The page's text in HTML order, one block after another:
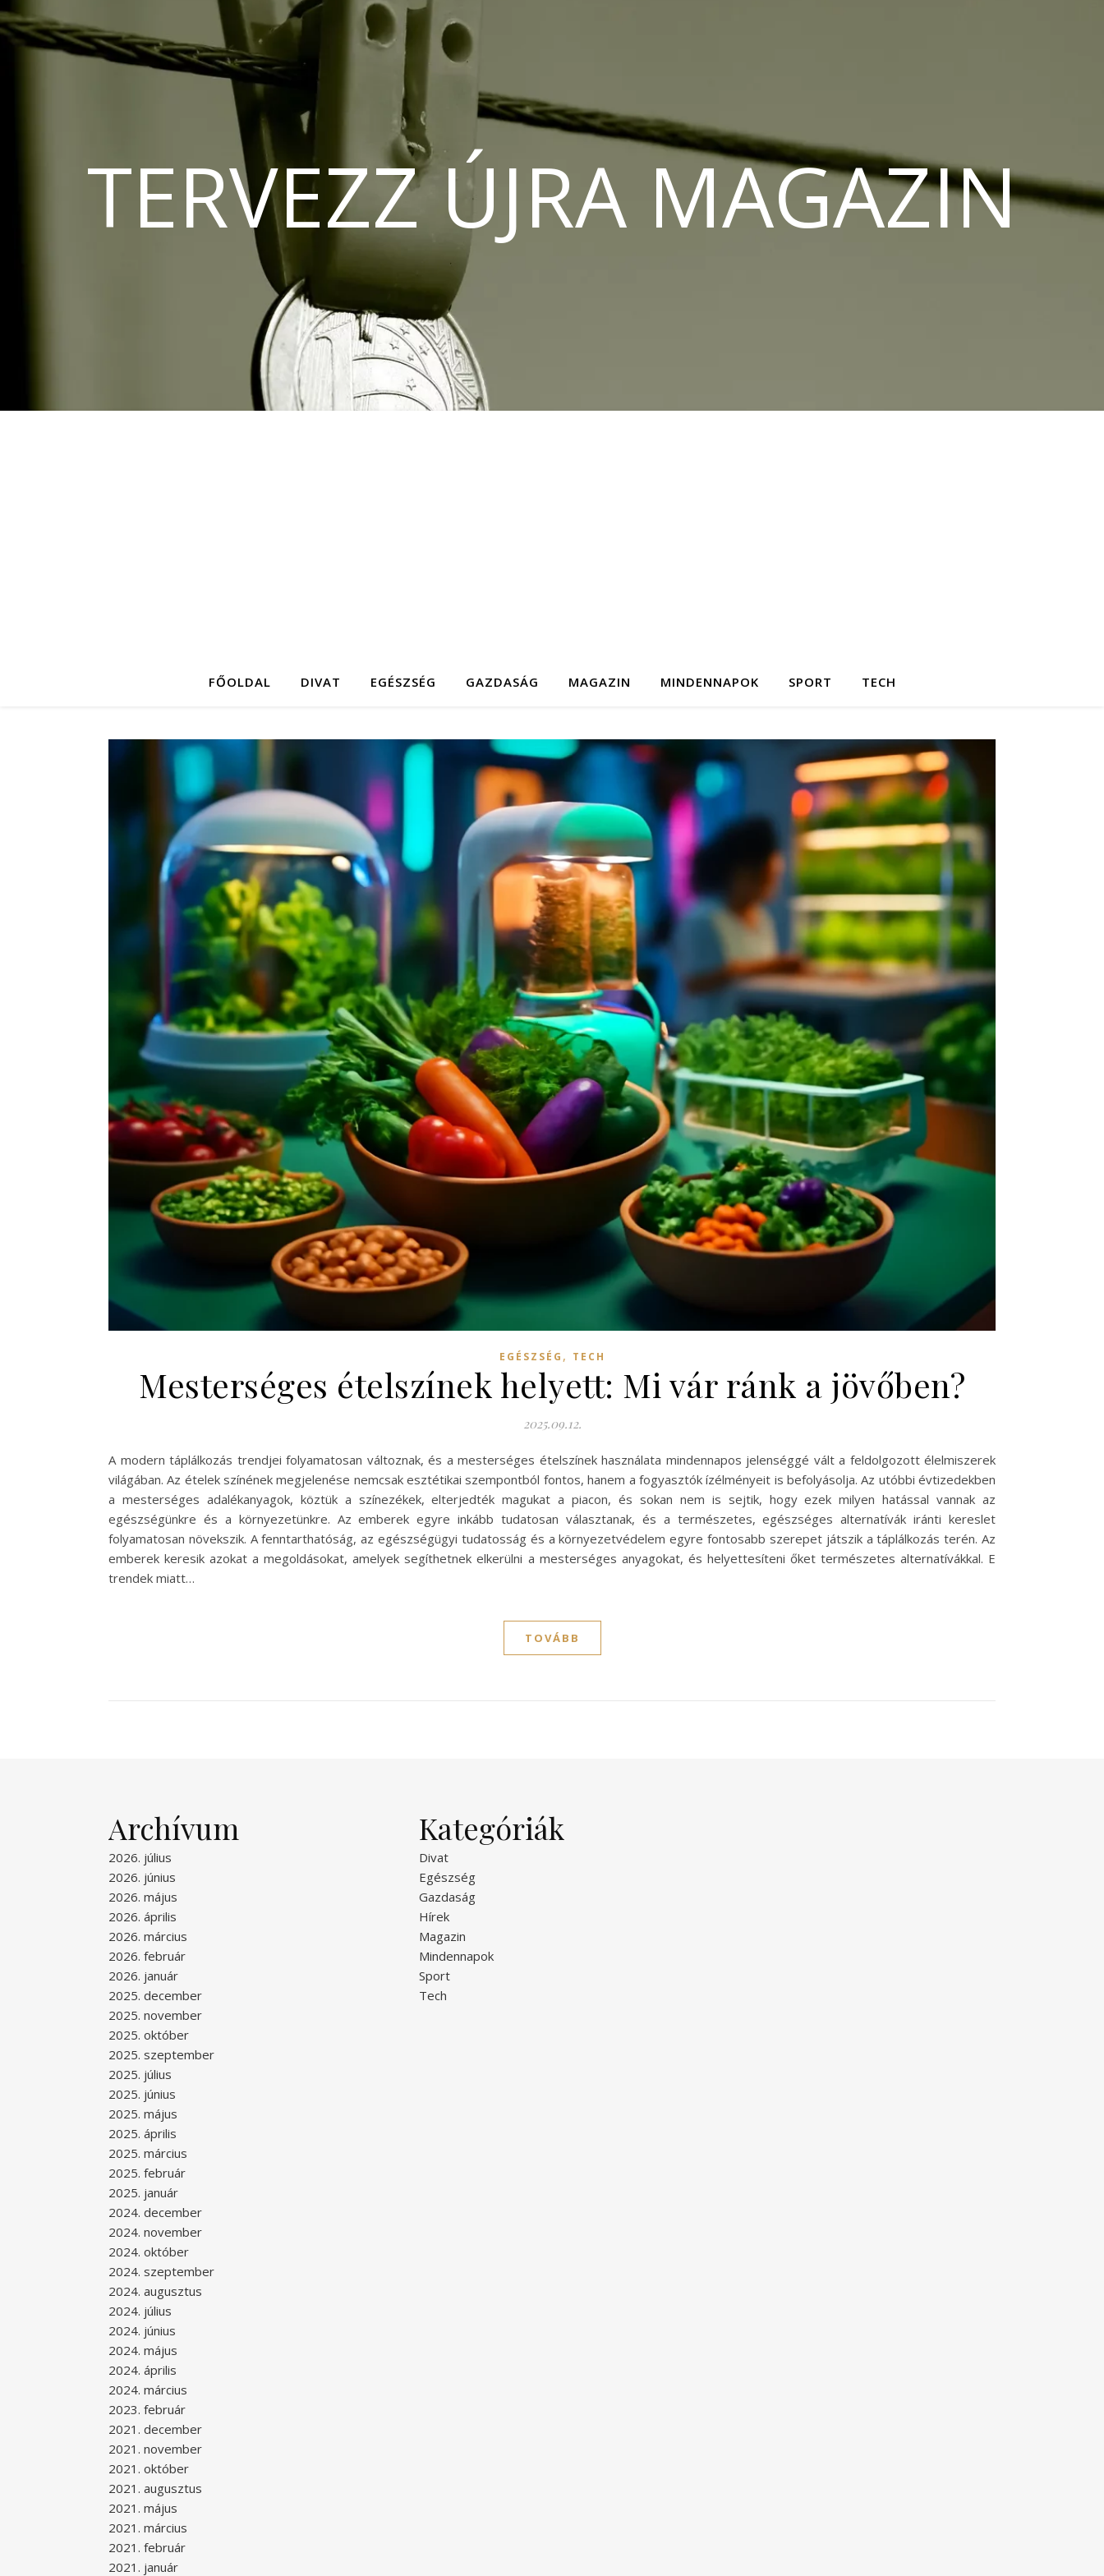
TERVEZZ ÚJRA MAGAZIN
FŐOLDAL DIVAT EGÉSZSÉG GAZDASÁG MAGAZIN MINDENNAPOK SPORT TECH
EGÉSZSÉG , TECH
Mesterséges ételszínek helyett: Mi vár ránk a jövőben?
2025.09.12.
A modern táplálkozás trendjei folyamatosan változnak, és a mesterséges ételszínek használata mindennapos jelenséggé vált a feldolgozott élelmiszerek
világában. Az ételek színének megjelenése nemcsak esztétikai szempontból fontos, hanem a fogyasztók ízélményeit is befolyásolja. Az utóbbi évtizedekben
a mesterséges adalékanyagok, köztük a színezékek, elterjedték magukat a piacon, és sokan nem is sejtik, hogy ezek milyen hatással vannak az
egészségünkre és a környezetünkre. Az emberek egyre inkább tudatosan választanak, és a természetes, egészséges alternatívák iránti kereslet
folyamatosan növekszik. A fenntarthatóság, az egészségügyi tudatosság és a környezetvédelem egyre fontosabb szerepet játszik a táplálkozás terén. Az
emberek keresik azokat a megoldásokat, amelyek segíthetnek elkerülni a mesterséges anyagokat, és helyettesíteni őket természetes alternatívákkal. E
trendek miatt…
TOVÁBB
Archívum
2026. július
2026. június
2026. május
2026. április
2026. március
2026. február
2026. január
2025. december
2025. november
2025. október
2025. szeptember
2025. július
2025. június
2025. május
2025. április
2025. március
2025. február
2025. január
2024. december
2024. november
2024. október
2024. szeptember
2024. augusztus
2024. július
2024. június
2024. május
2024. április
2024. március
2023. február
2021. december
2021. november
2021. október
2021. augusztus
2021. május
2021. március
2021. február
2021. január
Kategóriák
Divat
Egészség
Gazdaság
Hírek
Magazin
Mindennapok
Sport
Tech